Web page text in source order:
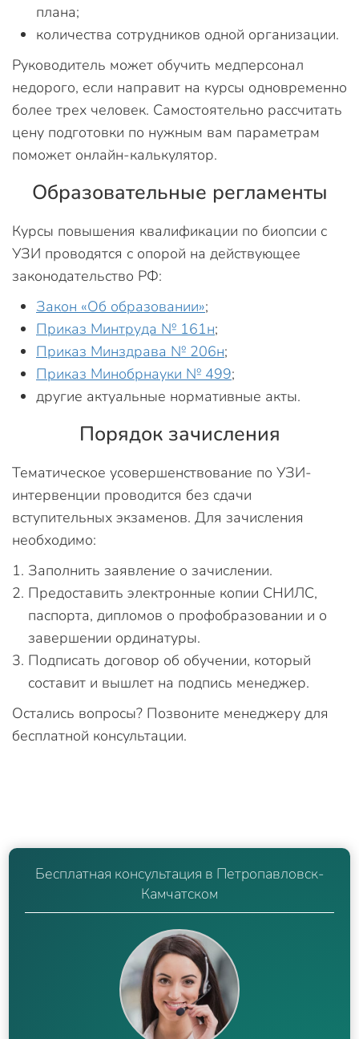
плана;
количества сотрудников одной организации.
Руководитель может обучить медперсонал
недорого, если направит на курсы одновременно
более трех человек. Самостоятельно рассчитать
цену подготовки по нужным вам параметрам
поможет онлайн-калькулятор.
Образовательные регламенты
Курсы повышения квалификации по биопсии с
УЗИ проводятся с опорой на действующее
законодательство РФ:
Закон «Об образовании»;
Приказ Минтруда № 161н;
Приказ Минздрава № 206н;
Приказ Минобрнауки № 499;
другие актуальные нормативные акты.
Порядок зачисления
Тематическое усовершенствование по УЗИ-
интервенции проводится без сдачи
вступительных экзаменов. Для зачисления
необходимо:
Заполнить заявление о зачислении.
Предоставить электронные копии СНИЛС,
паспорта, дипломов о профобразовании и о
завершении ординатуры.
Подписать договор об обучении, который
составит и вышлет на подпись менеджер.
Остались вопросы? Позвоните менеджеру для
бесплатной консультации.
Бесплатная консультация в Петропавловск-
Камчатском